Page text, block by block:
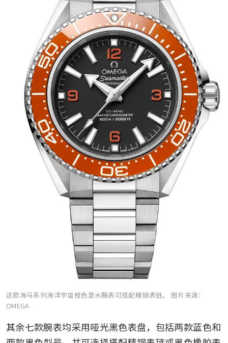
这款海马系列海洋宇宙橙色潜水腕表可搭配精钢表链。 图片来源：
OMEGA
其余七款腕表均采用哑光黑色表盘，包括两款蓝色和